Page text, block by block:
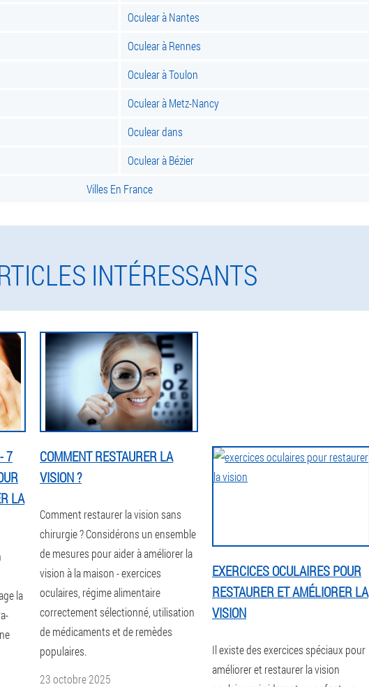
Oculear à Nantes
Oculear à Rennes
Oculear à Toulon
Oculear à Metz-Nancy
Oculear dans
Oculear à Bézier
Villes En France
INTÉRESSANTS
7
LA
la
COMMENT RESTAURER LA
VISION ?
Comment restaurer la vision sans
chirurgie ? Considérons un ensemble
de mesures pour aider à améliorer la
vision à la maison - exercices
oculaires, régime alimentaire
correctement sélectionné, utilisation
de médicaments et de remèdes
populaires.
23 octobre 2025
EXERCICES OCULAIRES POUR
RESTAURER ET AMÉLIORER LA
VISION
Il existe des exercices spéciaux pour
améliorer et restaurer la vision